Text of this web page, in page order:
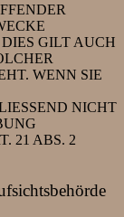
GILT AUCH
WENN SIE
NICHT
21 ABS. 2